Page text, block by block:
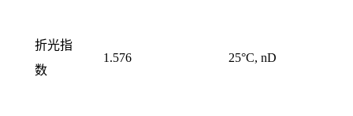
折光指
数
1.576 25°C, nD